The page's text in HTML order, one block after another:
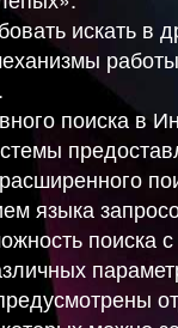
искать в
поиска в
языка
поиска